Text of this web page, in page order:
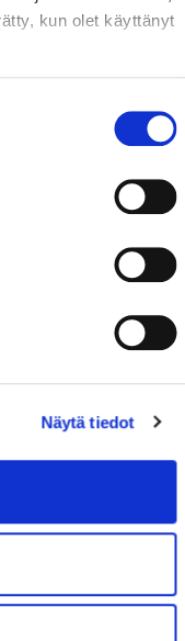
kun olet käyttänyt
Näytä tiedot